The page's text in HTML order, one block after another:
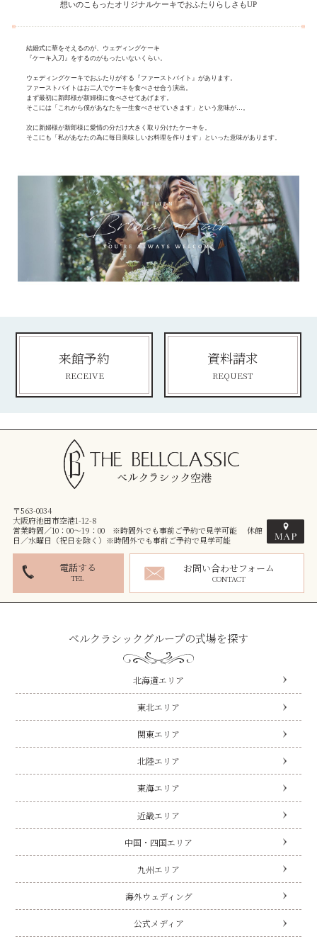
想いのこもったオリジナルケーキでおふたりらしさもUP
結婚式に華をそえるのが、ウェディングケーキ
『ケーキ入刀』をするのがもったいないくらい。
ウェディングケーキでおふたりがする『ファーストバイト』があります。
ファーストバイトはお二人でケーキを食べさせ合う演出。
まず最初に新郎様が新婦様に食べさせてあげます。
そこには「これから僕があなたを一生食べさせていきます」という意味が…。
次に新婦様が新郎様に愛情の分だけ大きく取り分けたケーキを。
そこにも「私があなたの為に毎日美味しいお料理を作ります」といった意味があります。
来館予約
RECEIVE
資料請求
REQUEST
〒563-0034
大阪府池田市空港1-12-8
営業時間／10：00～19：00 ※時間外でも事前ご予約で見学可能 休館
日／水曜日（祝日を除く）※時間外でも事前ご予約で見学可能
電話する
TEL
お問い合わせフォーム
CONTACT
ベルクラシックグループの式場を探す
北海道エリア
東北エリア
関東エリア
北陸エリア
東海エリア
近畿エリア
中国・四国エリア
九州エリア
海外ウェディング
公式メディア